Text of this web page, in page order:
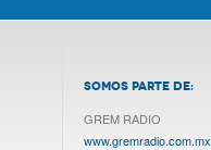
SOMOS PARTE DE:
GREM RADIO
www.gremradio.com.mx